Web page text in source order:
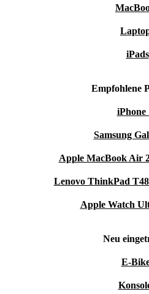
iPads
Empfohlene
iPhone
Samsung
Apple MacBook Air
Lenovo ThinkPad
Apple Watch
Neu
E-